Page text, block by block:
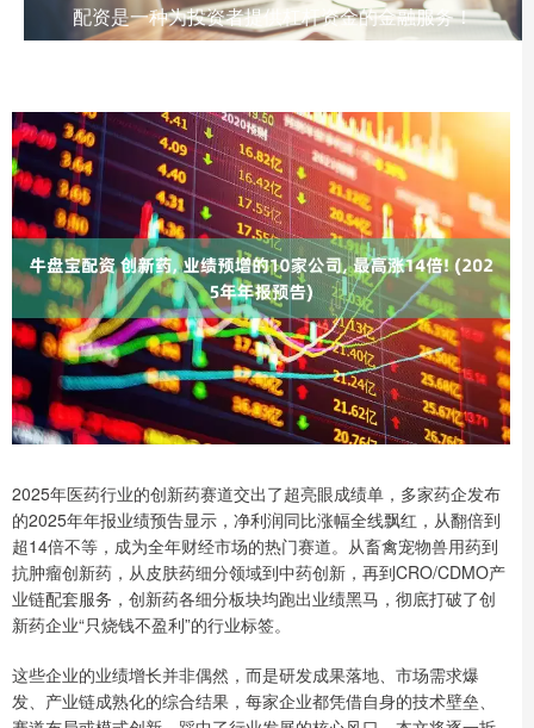
配资是一种为投资者提供杠杆资金的金融服务！
2025年医药行业的创新药赛道交出了超亮眼成绩单，多家药企发布
的2025年年报业绩预告显示，净利润同比涨幅全线飘红，从翻倍到
超14倍不等，成为全年财经市场的热门赛道。从畜禽宠物兽用药到
抗肿瘤创新药，从皮肤药细分领域到中药创新，再到CRO/CDMO产
业链配套服务，创新药各细分板块均跑出业绩黑马，彻底打破了创
新药企业“只烧钱不盈利”的行业标签。
这些企业的业绩增长并非偶然，而是研发成果落地、市场需求爆
发、产业链成熟化的综合结果，每家企业都凭借自身的技术壁垒、